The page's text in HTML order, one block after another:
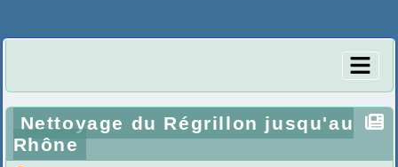
Nettoyage du Régrillon jusqu'au
Rhône